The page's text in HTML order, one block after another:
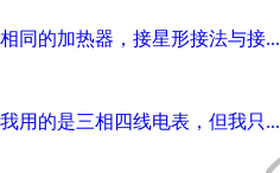
相同的加热器，接星形接法与接...
我用的是三相四线电表，但我只...